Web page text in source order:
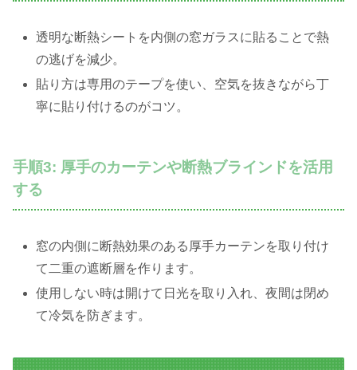
透明な断熱シートを内側の窓ガラスに貼ることで熱
の逃げを減少。
貼り方は専用のテープを使い、空気を抜きながら丁
寧に貼り付けるのがコツ。
手順3: 厚手のカーテンや断熱ブラインドを活用
する
窓の内側に断熱効果のある厚手カーテンを取り付け
て二重の遮断層を作ります。
使用しない時は開けて日光を取り入れ、夜間は閉め
て冷気を防ぎます。